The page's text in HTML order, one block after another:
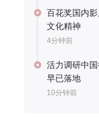
百花奖国内
文化精神
4分钟前
活力调研中
早已落地
10分钟前